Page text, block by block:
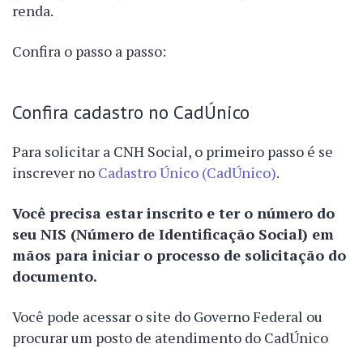
renda.
Confira o passo a passo:
Confira cadastro no CadÚnico
Para solicitar a CNH Social, o primeiro passo é se
inscrever no Cadastro Único (CadÚnico).
Você precisa estar inscrito e ter o número do
seu NIS (Número de Identificação Social) em
mãos para iniciar o processo de solicitação do
documento.
Você pode acessar o site do Governo Federal ou
procurar um posto de atendimento do CadÚnico